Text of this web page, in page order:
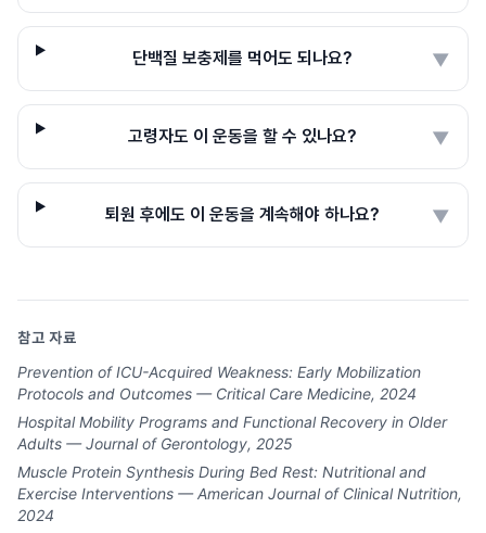
단백질 보충제를 먹어도 되나요? ▼
고령자도 이 운동을 할 수 있나요? ▼
퇴원 후에도 이 운동을 계속해야 하나요? ▼
참고 자료
Prevention of ICU-Acquired Weakness: Early Mobilization
Protocols and Outcomes — Critical Care Medicine, 2024
Hospital Mobility Programs and Functional Recovery in Older
Adults — Journal of Gerontology, 2025
Muscle Protein Synthesis During Bed Rest: Nutritional and
Exercise Interventions — American Journal of Clinical Nutrition,
2024